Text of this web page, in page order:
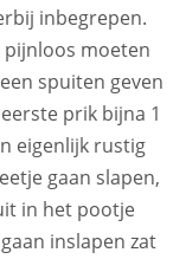
inbegrepen.
pijnloos moeten
spuiten geven
prik bijna 1
eigenlijk rustig
gaan slapen,
in het pootje
inslapen zat